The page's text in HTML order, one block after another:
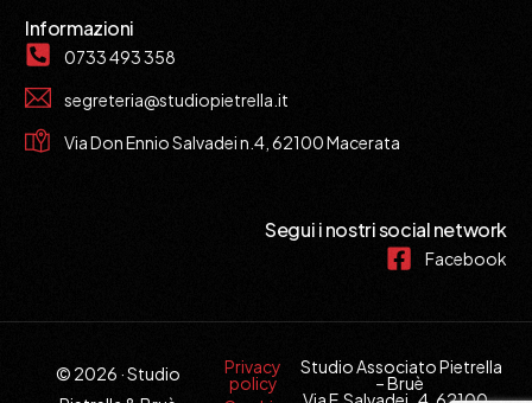
Informazioni
0733 493 358
segreteria@studiopietrella.it
Via Don Ennio Salvadei n.4, 62100 Macerata
Segui i nostri social network
Facebook
© 2026 · Studio
Privacy
policy
Studio Associato Pietrella
– Bruè